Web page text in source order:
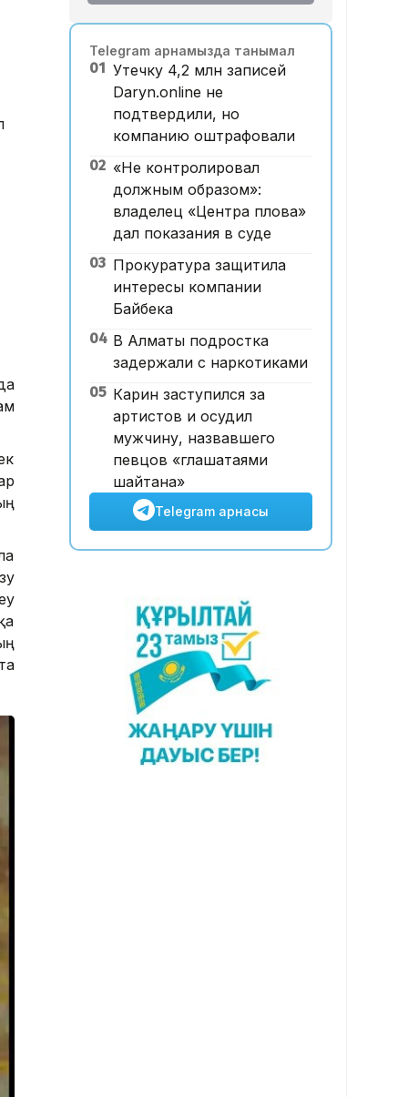
11:52, 07 Тамыз 2026
Марқұм фельдшер Ұлдана
Мырзуанның жұбайы жаңа
некесіне қатысты пікір
білдірді
10:20, 07 Тамыз 2026
Қызылорда облысында
заңсыз алтын өндірді деген
күдікпен 13 адам қамауға
алынды
Қазақстан КҚК-ға жасалған
шабуылдар салдарынан
шамамен 700 млн доллар
табыстан қағылды – сарапшы
09:15, 07 Тамыз 2026
Щучинскіде 12 адамның
өліміне әкелген жарылыс:
дәмхана иесі сотта жауап
Telegram арнамызда танымал
01 Утечку 4,2 млн записей
Daryn.online не
подтвердили, но
компанию оштрафовали
02 «Не контролировал
должным образом»:
владелец «Центра плова»
дал показания в суде
03 Прокуратура защитила
интересы компании
Байбека
04 В Алматы подростка
задержали с наркотиками
05 Карин заступился за
артистов и осудил
мужчину, назвавшего
певцов «глашатаями
шайтана»
Telegram арнасы